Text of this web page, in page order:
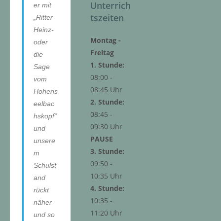
Unterrich
tszeiten
Montag -
Freitag
1. Stunde:
08:00 -
08:45 Uhr
2. Stunde:
08:45 -
09:30 Uhr
PAUSE
3. Stunde:
09:50 -
10:35 Uhr
4. Stunde:
10:35 -
11:20 Uhr
er mit
„Ritter
Heinz-
oder
die
Sage
vom
Hohens
eelbac
hskopf“
und
unsere
m
Schulst
and
rückt
näher
und so